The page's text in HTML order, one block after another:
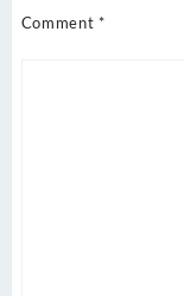
Comment*